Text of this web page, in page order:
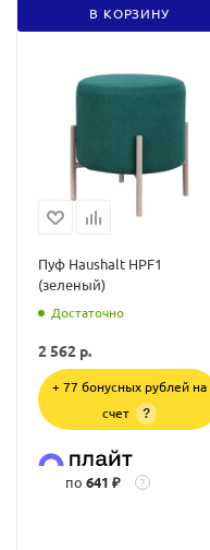
В КОРЗИНУ
Пуф Haushalt HPF1
(зеленый)
Достаточно
2 562 р.
+ 77 бонусных рублей на
счет
?
по 641 ₽ ?